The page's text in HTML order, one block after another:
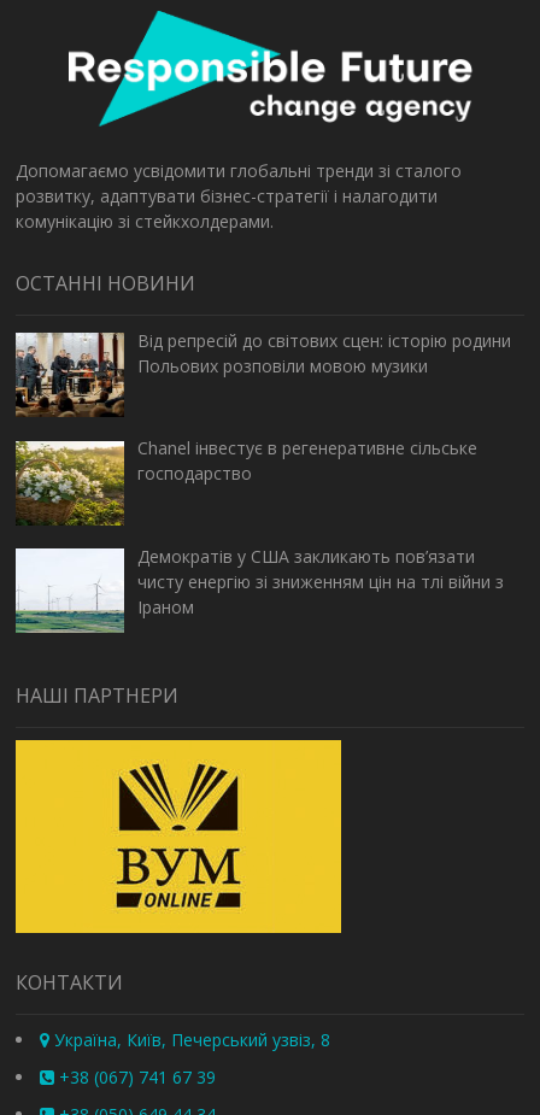
Допомагаємо усвідомити глобальні тренди зі сталого
розвитку, адаптувати бізнес-стратегії і налагодити
комунікацію зі стейкхолдерами.
ОСТАННІ НОВИНИ
Від репресій до світових сцен: історію родини
Польових розповіли мовою музики
Chanel інвестує в регенеративне сільське
господарство
Демократів у США закликають пов’язати
чисту енергію зі зниженням цін на тлі війни з
Іраном
НАШІ ПАРТНЕРИ
КОНТАКТИ
Україна, Київ, Печерський узвіз, 8
+38 (067) 741 67 39